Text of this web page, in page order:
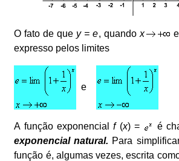
O fato de que y = e, quando x
expresso pelos limites
e
A função exponencialf (x) = é
exponencial natural. Para
função é, algumas vezes, escrita